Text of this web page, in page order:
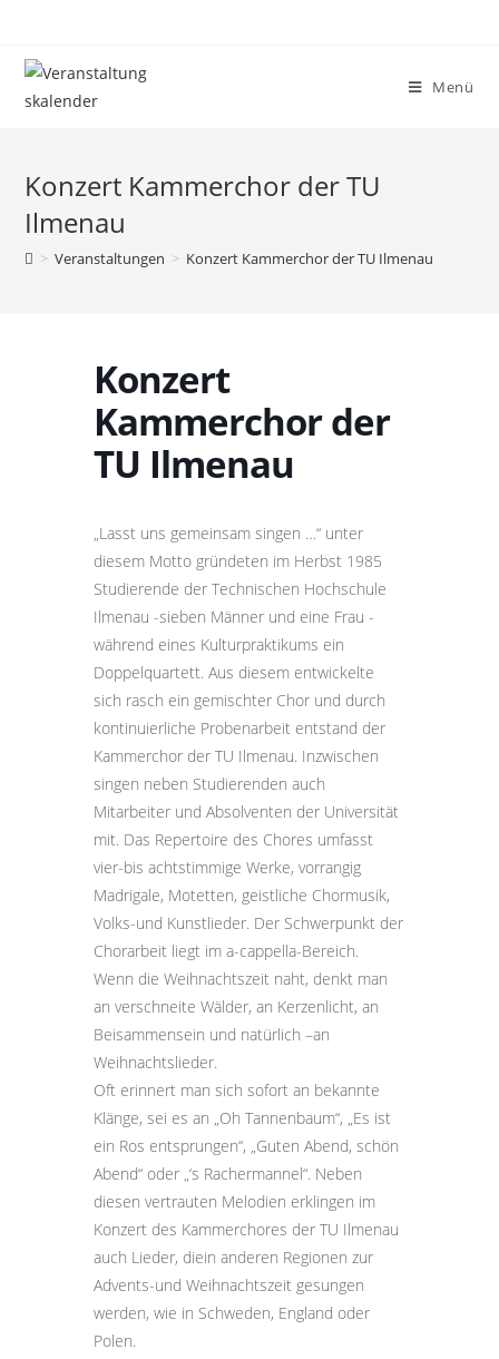
Menü
Konzert Kammerchor der TU
Ilmenau
> Veranstaltungen > Konzert Kammerchor der TU Ilmenau
Konzert
Kammerchor der
TU Ilmenau
„Lasst uns gemeinsam singen …“ unter
diesem Motto gründeten im Herbst 1985
Studierende der Technischen Hochschule
Ilmenau -sieben Männer und eine Frau -
während eines Kulturpraktikums ein
Doppelquartett. Aus diesem entwickelte
sich rasch ein gemischter Chor und durch
kontinuierliche Probenarbeit entstand der
Kammerchor der TU Ilmenau. Inzwischen
singen neben Studierenden auch
Mitarbeiter und Absolventen der Universität
mit. Das Repertoire des Chores umfasst
vier-bis achtstimmige Werke, vorrangig
Madrigale, Motetten, geistliche Chormusik,
Volks-und Kunstlieder. Der Schwerpunkt der
Chorarbeit liegt im a-cappella-Bereich.
Wenn die Weihnachtszeit naht, denkt man
an verschneite Wälder, an Kerzenlicht, an
Beisammensein und natürlich –an
Weihnachtslieder.
Oft erinnert man sich sofort an bekannte
Klänge, sei es an „Oh Tannenbaum“, „Es ist
ein Ros entsprungen“, „Guten Abend, schön
Abend“ oder „‘s Rachermannel“. Neben
diesen vertrauten Melodien erklingen im
Konzert des Kammerchores der TU Ilmenau
auch Lieder, diein anderen Regionen zur
Advents-und Weihnachtszeit gesungen
werden, wie in Schweden, England oder
Polen.